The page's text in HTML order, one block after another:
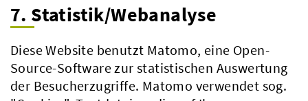
7. Statistik/Webanalyse
Diese Website benutzt Matomo, eine Open-
Source-Software zur statistischen Auswertung
der Besucherzugriffe. Matomo verwendet sog.